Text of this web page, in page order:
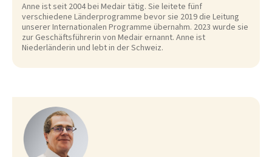
Anne ist seit 2004 bei Medair tätig. Sie leitete fünf
verschiedene Länderprogramme bevor sie 2019 die Leitung
unserer Internationalen Programme übernahm. 2023 wurde sie
zur Geschäftsführerin von Medair ernannt. Anne ist
Niederländerin und lebt in der Schweiz.